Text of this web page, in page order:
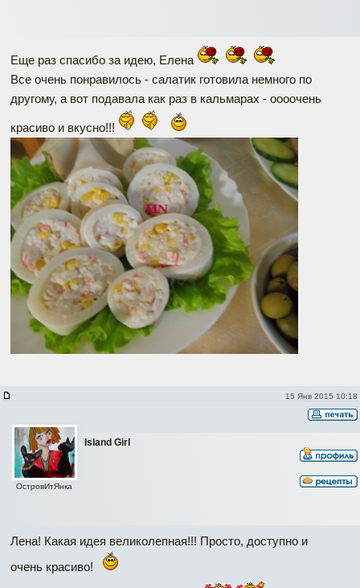
Еще раз спасибо за идею, Елена
Все очень понравилось - салатик готовила немного по
другому, а вот подавала как раз в кальмарах - оооочень
красиво и вкусно!!!
15 Янв 2015 10:18
Island Girl
ОстровИтЯнка
Лена! Какая идея великолепная!!! Просто, доступно и
очень красиво!